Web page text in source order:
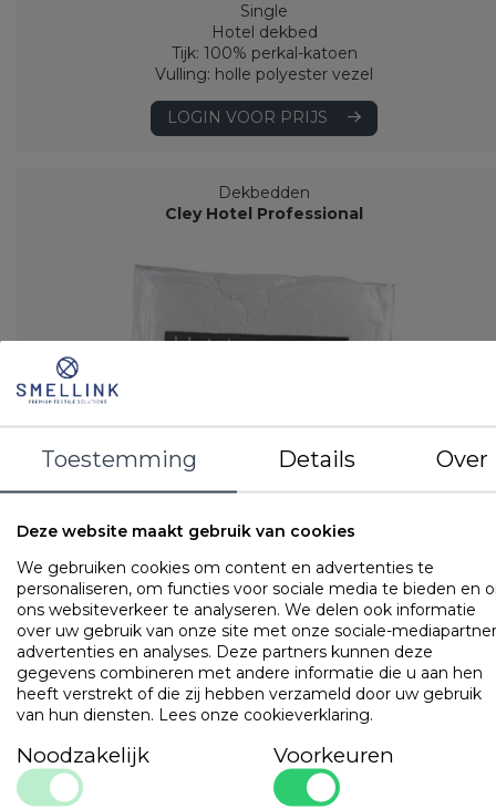
Single
Hotel dekbed
Tijk: 100% perkal-katoen
Vulling: holle polyester vezel
LOGIN VOOR PRIJS
Dekbedden
Cley Hotel Professional
Single
Hotel dekbed
Tijk: 100% perkal-katoen
Vulling: Holle polyester vezel (3 dtex)
LOGIN VOOR PRIJS
Dekbed met hoofdkussen set
Budget - Milou
Toestemming Details Over
Deze website maakt gebruik van cookies
We gebruiken cookies om content en advertenties te
personaliseren, om functies voor sociale media te bieden en
ons websiteverkeer te analyseren. We delen ook informatie
over uw gebruik van onze site met onze sociale-
advertenties en analyses. Deze partners kunnen deze
gegevens combineren met andere informatie die u aan hen
heeft verstrekt of die zij hebben verzameld door uw gebruik
van hun diensten. Lees onze cookieverklaring.
Noodzakelijk Voorkeuren